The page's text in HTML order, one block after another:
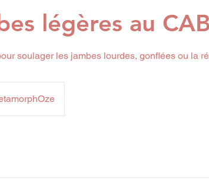
légères au
soulager les jambes lourdes, gonflées ou la